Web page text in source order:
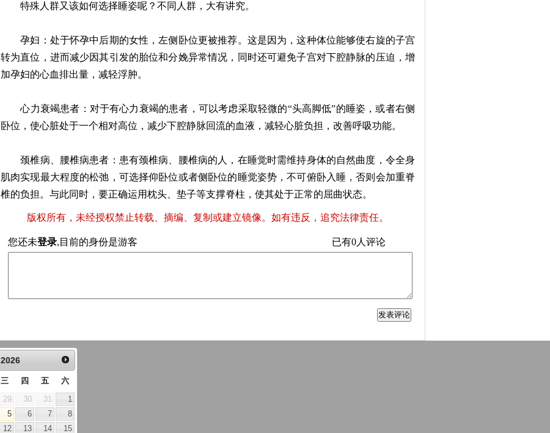
特殊人群又该如何选择睡姿呢？不同人群，大有讲究。
孕妇：处于怀孕中后期的女性，左侧卧位更被推荐。这是因为，这种体位能够使右旋的子宫
转为直位，进而减少因其引发的胎位和分娩异常情况，同时还可避免子宫对下腔静脉的压迫，增
加孕妇的心血排出量，减轻浮肿。
心力衰竭患者：对于有心力衰竭的患者，可以考虑采取轻微的“头高脚低”的睡姿，或者右侧
卧位，使心脏处于一个相对高位，减少下腔静脉回流的血液，减轻心脏负担，改善呼吸功能。
颈椎病、腰椎病患者：患有颈椎病、腰椎病的人，在睡觉时需维持身体的自然曲度，令全身
肌肉实现最大程度的松弛，可选择仰卧位或者侧卧位的睡觉姿势，不可俯卧入睡，否则会加重脊
椎的负担。与此同时，要正确运用枕头、垫子等支撑脊柱，使其处于正常的屈曲状态。
版权所有，未经授权禁止转载、摘编、复制或建立镜像。如有违反，追究法律责任。
您还未登录,目前的身份是游客 已有0人评论
2026
三 四 五 六
29 30 31
1
5 6 7
8
12 13 14 15